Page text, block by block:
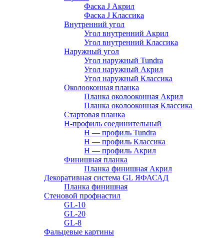
Фаска J Акрил
Фаска J Классика
Внутренний угол
Угол внутренний Акрил
Угол внутренний Классика
Наружный угол
Угол наружный Tundra
Угол наружный Акрил
Угол наружный Классика
Околооконная планка
Планка околооконная Акрил
Планка околооконная Классика
Стартовая планка
H-профиль соединительный
Н — профиль Tundra
H — профиль Классика
Н — профиль Акрил
Финишная планка
Планка финишная Акрил
Декоративная система GL ЯФАСАД
Планка финишная
Стеновой профнастил
GL-10
GL-20
GL-8
Фальцевые картины